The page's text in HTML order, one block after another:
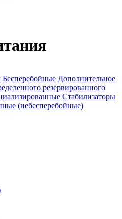
Бесперебойные Дополнительное
резервированного
Стабилизаторы
(небесперебойные)